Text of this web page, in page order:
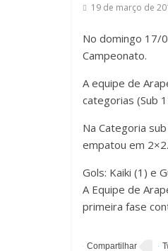
19 de março de
No domingo 17/
Campeonato.
A equipe de
categorias (Sub
Na Categoria
empatou em 2×2.
Gols: Kaiki (1) e
A Equipe de
primeira fase